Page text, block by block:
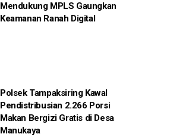
Mendukung MPLS Gaungkan
Keamanan Ranah Digital
Polsek Tampaksiring Kawal
Pendistribusian 2.266 Porsi
Makan Bergizi Gratis di Desa
Manukaya